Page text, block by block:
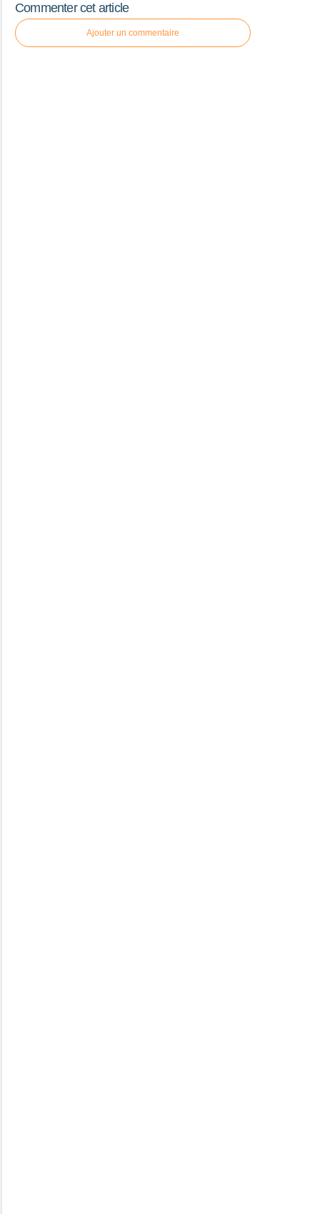
Commenter cet article
Ajouter un commentaire